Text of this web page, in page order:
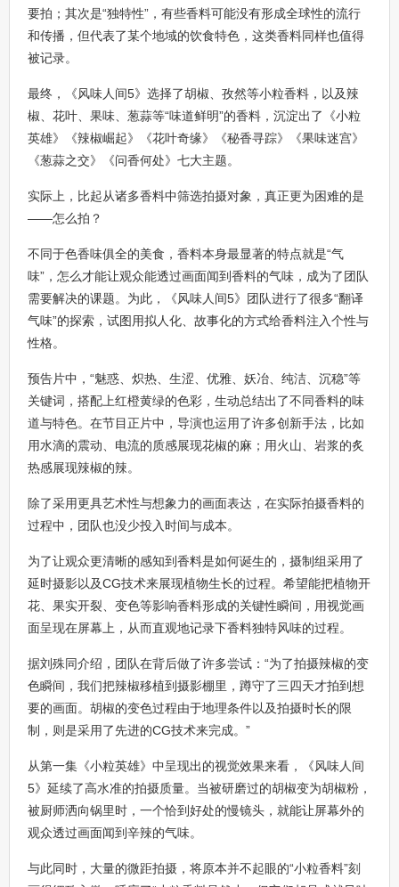
要拍；其次是“独特性”，有些香料可能没有形成全球性的流行
和传播，但代表了某个地域的饮食特色，这类香料同样也值得
被记录。
最终，《风味人间5》选择了胡椒、孜然等小粒香料，以及辣
椒、花叶、果味、葱蒜等“味道鲜明”的香料，沉淀出了《小粒
英雄》《辣椒崛起》《花叶奇缘》《秘香寻踪》《果味迷宫》
《葱蒜之交》《问香何处》七大主题。
实际上，比起从诸多香料中筛选拍摄对象，真正更为困难的是
——怎么拍？
不同于色香味俱全的美食，香料本身最显著的特点就是“气
味”，怎么才能让观众能透过画面闻到香料的气味，成为了团队
需要解决的课题。为此，《风味人间5》团队进行了很多“翻译
气味”的探索，试图用拟人化、故事化的方式给香料注入个性与
性格。
预告片中，“魅惑、炽热、生涩、优雅、妖冶、纯洁、沉稳”等
关键词，搭配上红橙黄绿的色彩，生动总结出了不同香料的味
道与特色。在节目正片中，导演也运用了许多创新手法，比如
用水滴的震动、电流的质感展现花椒的麻；用火山、岩浆的炙
热感展现辣椒的辣。
除了采用更具艺术性与想象力的画面表达，在实际拍摄香料的
过程中，团队也没少投入时间与成本。
为了让观众更清晰的感知到香料是如何诞生的，摄制组采用了
延时摄影以及CG技术来展现植物生长的过程。希望能把植物开
花、果实开裂、变色等影响香料形成的关键性瞬间，用视觉画
面呈现在屏幕上，从而直观地记录下香料独特风味的过程。
据刘殊同介绍，团队在背后做了许多尝试：“为了拍摄辣椒的变
色瞬间，我们把辣椒移植到摄影棚里，蹲守了三四天才拍到想
要的画面。胡椒的变色过程由于地理条件以及拍摄时长的限
制，则是采用了先进的CG技术来完成。”
从第一集《小粒英雄》中呈现出的视觉效果来看，《风味人间
5》延续了高水准的拍摄质量。当被研磨过的胡椒变为胡椒粉，
被厨师洒向锅里时，一个恰到好处的慢镜头，就能让屏幕外的
观众透过画面闻到辛辣的气味。
与此同时，大量的微距拍摄，将原本并不起眼的“小粒香料”刻